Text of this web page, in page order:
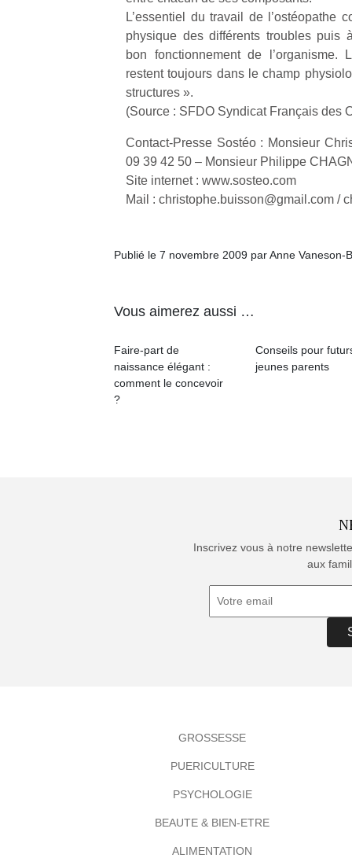
L’essentiel du travail de l’ostéopathe
physique des différents troubles puis
bon fonctionnement de l’organisme.
restent toujours dans le champ
structures ».
(Source : SFDO Syndicat Français des
Contact-Presse Sostéo : Monsieur
09 39 42 50 – Monsieur Philippe
Site internet : www.sosteo.com
Mail : christophe.buisson@gmail.com /
Publié le 7 novembre 2009 par Anne Vaneson-
Vous aimerez aussi …
Faire-part de
naissance élégant :
comment le concevoir
?
Conseils pour
jeunes parents
Inscrivez vous à notre
aux
GROSSESSE
PUERICULTURE
PSYCHOLOGIE
BEAUTE & BIEN-ETRE
ALIMENTATION